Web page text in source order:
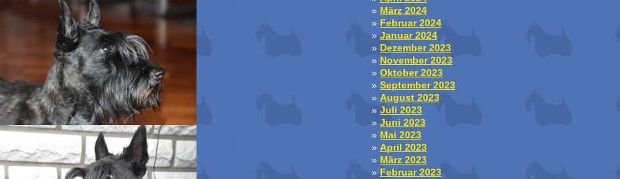
März 2024
Februar 2024
Januar 2024
Dezember 2023
November 2023
Oktober 2023
September 2023
August 2023
Juli 2023
Juni 2023
Mai 2023
April 2023
März 2023
Februar 2023